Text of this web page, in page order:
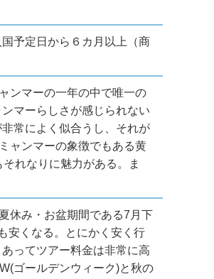
予定日から６カ月以上（商
ンマーの一年の中で唯一の
マーらしさが感じられない
常によく似合うし、それが
ャンマーの象徴でもある黄
れなりに魅力がある。ま
休み・お盆期間である7月下
安くなる。とにかく安く行
ってツアー料金は非常に高
ゴールデンウィーク)と秋の